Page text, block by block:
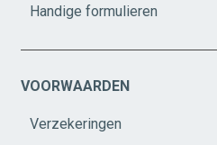
Handige formulieren
VOORWAARDEN
Verzekeringen